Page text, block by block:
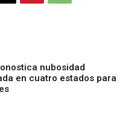
nubosidad
en cuatro estados para